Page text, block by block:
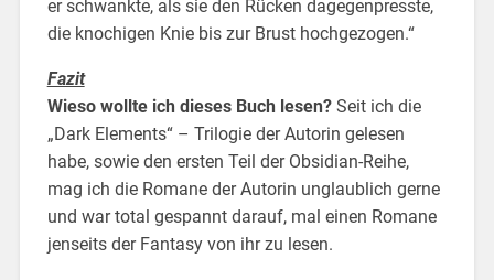
er schwankte, als sie den Rücken dagegenpresste,
die knochigen Knie bis zur Brust hochgezogen.“
Fazit
Wieso wollte ich dieses Buch lesen? Seit ich die
„Dark Elements“ – Trilogie der Autorin gelesen
habe, sowie den ersten Teil der Obsidian-Reihe,
mag ich die Romane der Autorin unglaublich gerne
und war total gespannt darauf, mal einen Romane
jenseits der Fantasy von ihr zu lesen.